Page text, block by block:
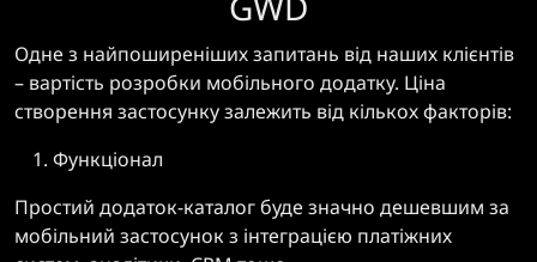
Одне з найпоширеніших запитань від наших клієнтів
– вартість розробки мобільного додатку. Ціна
створення застосунку залежить від кількох факторів:
Функціонал
Простий додаток-каталог буде значно дешевшим за
мобільний застосунок з інтеграцією платіжних